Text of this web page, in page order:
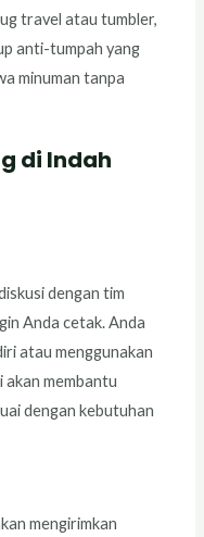
travel atau tumbler,
anti-tumpah yang
minuman tanpa
di Indah
dengan tim
Anda cetak. Anda
atau menggunakan
akan membantu
dengan kebutuhan
mengirimkan